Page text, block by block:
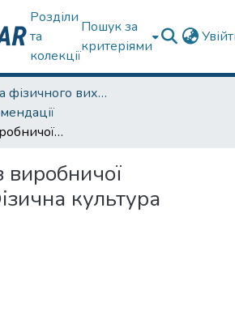
Розділи
та
колекції
Пошук за
критеріями
Кафедра фізичного виховання та спортивного вдосконалення
Щоденник з виробничої практики. Фізична культура
культура